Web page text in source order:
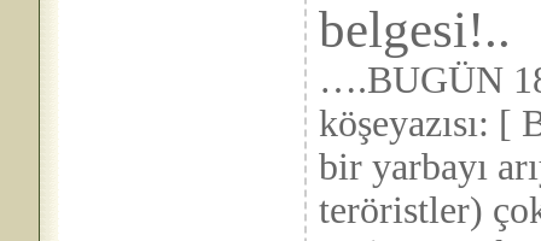
belgesi!..
….BUGÜN
köşeyazısı: [
bir yarbayı
teröristler)